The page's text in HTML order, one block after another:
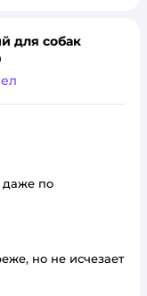
для собак
даже по
но не исчезает